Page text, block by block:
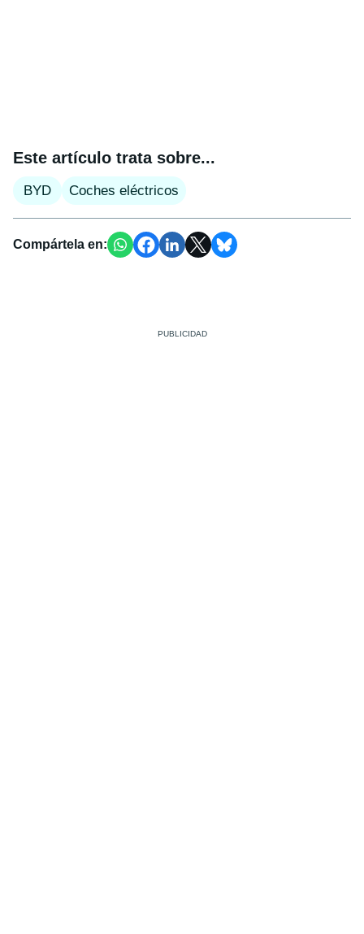
Este artículo trata sobre...
BYD Coches eléctricos
Compártela en: